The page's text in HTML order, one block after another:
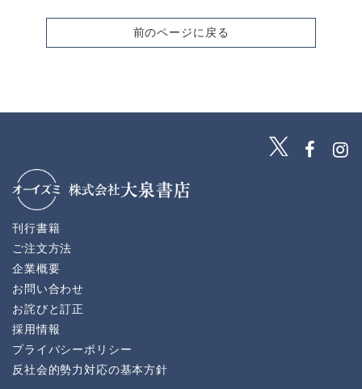
前のページに戻る
刊行書籍
ご注文方法
企業概要
お問い合わせ
お詫びと訂正
採用情報
プライバシーポリシー
反社会的勢力対応の基本方針